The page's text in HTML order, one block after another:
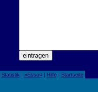
Statistik | »Esso«| Hilfe| Startseite